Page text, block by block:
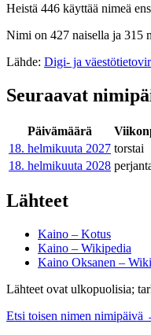
Heistä 446 käyttää nimeä
Nimi on 427 naisella ja 315
Lähde: Digi- ja
Seuraavat
Päivämäärä
18. helmikuuta 2027 torstai
18. helmikuuta 2028
Lähteet
Kaino – Kotus
Kaino – Wikipedia
Kaino Oksanen –
Lähteet ovat ulkopuolisia;
Etsi toisen nimen nimipäivä